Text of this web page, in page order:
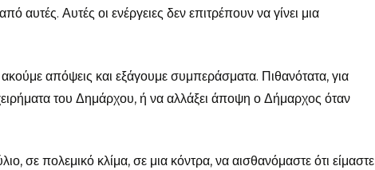
Αυτές οι ενέργειες δεν επιτρέπουν να γίνει μια
απόψεις και εξάγουμε συμπεράσματα. Πιθανότατα, για
του Δημάρχου, ή να αλλάξει άποψη ο Δήμαρχος όταν
σε πολεμικό κλίμα, σε μια κόντρα, να αισθανόμαστε ότι είμαστε